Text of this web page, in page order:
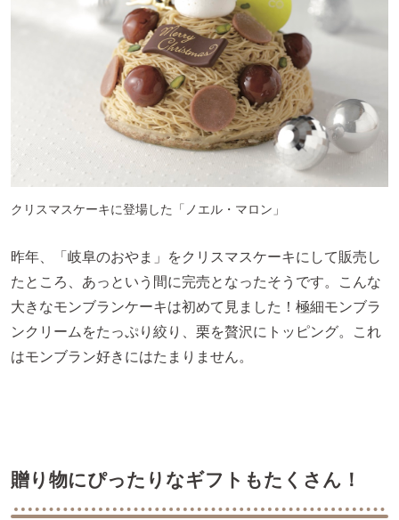
クリスマスケーキに登場した「ノエル・マロン」
昨年、「岐阜のおやま」をクリスマスケーキにして販売し
たところ、あっという間に完売となったそうです。こんな
大きなモンブランケーキは初めて見ました！極細モンブラ
ンクリームをたっぷり絞り、栗を贅沢にトッピング。これ
はモンブラン好きにはたまりません。
贈り物にぴったりなギフトもたくさん！